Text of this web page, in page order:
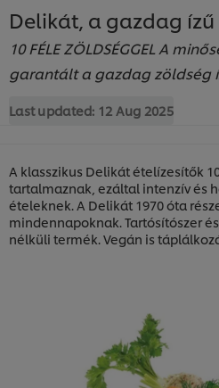
Delikát, a gazdag ízű
10 FÉLE ZÖLDSÉGGEL A
garantált a gazdag zöldség
Last updated: 12 Aug 2025
A klasszikus Delikát ételízesítők
tartalmaznak, ezáltal intenzív és
ételeknek. A Delikát 1970 óta
mindennapoknak. Tartósítószer
nélküli termék. Vegán is